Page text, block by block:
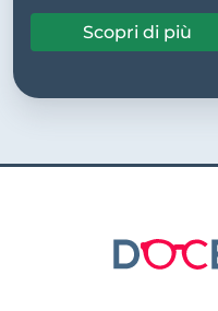
Scopri di più